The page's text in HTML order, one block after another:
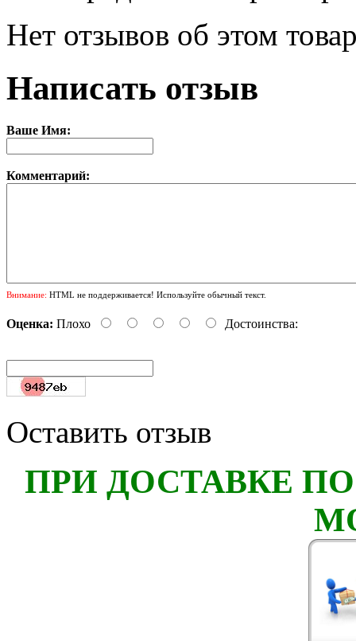
Нет отзывов об этом
Написать отзыв
Ваше Имя:
Комментарий:
Внимание: HTML не поддерживается! Используйте обычный текст.
Оценка: Плохо Достоинства:
Оставить отзыв
ПРИ ДОСТАВКЕ